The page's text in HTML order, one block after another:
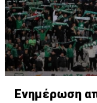
Ενημέρωση